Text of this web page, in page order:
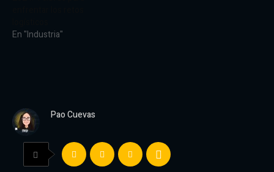
En "Industria"
Pao Cuevas